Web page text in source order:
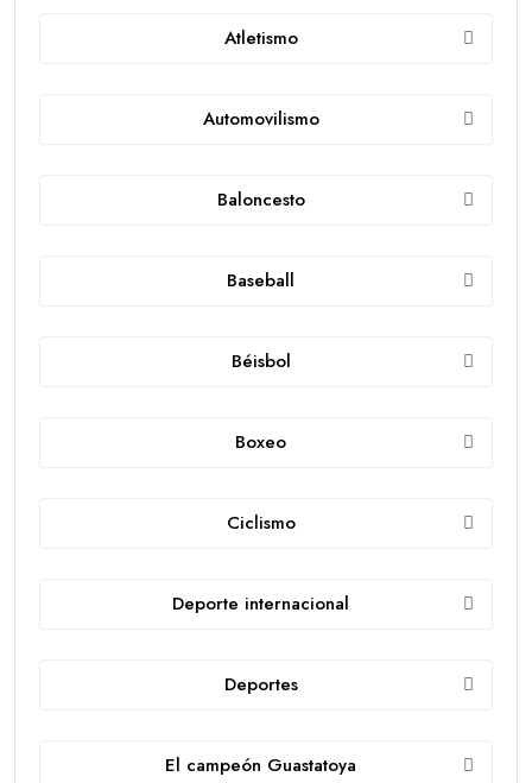
Atletismo
Automovilismo
Baloncesto
Baseball
Béisbol
Boxeo
Ciclismo
Deporte internacional
Deportes
El campeón Guastatoya